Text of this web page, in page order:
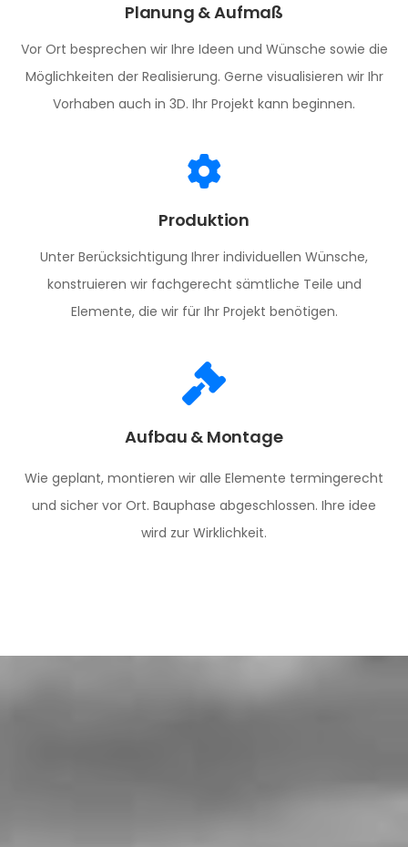
Planung & Aufmaß
Vor Ort besprechen wir Ihre Ideen und Wünsche sowie die
Möglichkeiten der Realisierung. Gerne visualisieren wir Ihr
Vorhaben auch in 3D. Ihr Projekt kann beginnen.
Produktion
Unter Berücksichtigung Ihrer individuellen Wünsche,
konstruieren wir fachgerecht sämtliche Teile und
Elemente, die wir für Ihr Projekt benötigen.
Aufbau & Montage
Wie geplant, montieren wir alle Elemente termingerecht
und sicher vor Ort. Bauphase abgeschlossen. Ihre idee
wird zur Wirklichkeit.